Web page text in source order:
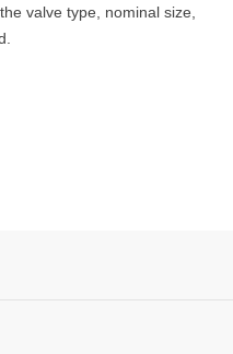
valve type, nominal size,